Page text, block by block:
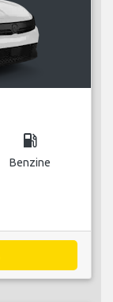
local_gas_station
Benzine